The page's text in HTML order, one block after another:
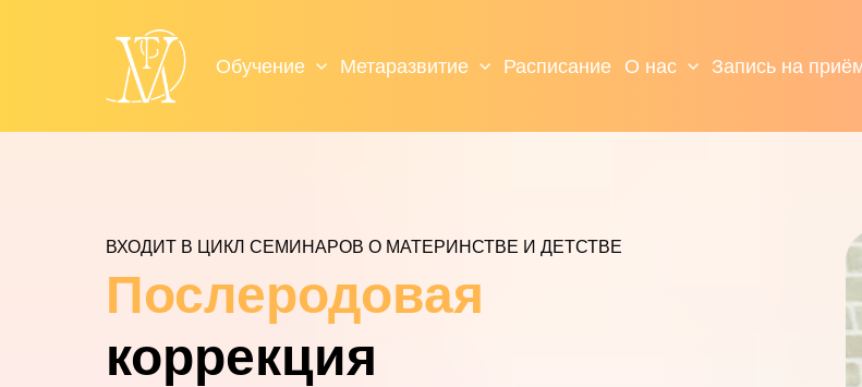
Обучение Метаразвитие Расписание О нас Запись на
ВХОДИТ В ЦИКЛ СЕМИНАРОВ О МАТЕРИНСТВЕ И ДЕТСТВЕ
Послеродовая
коррекция